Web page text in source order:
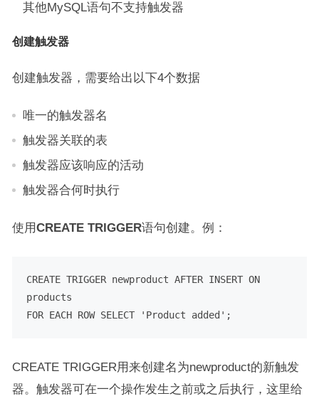
其他MySQL语句不支持触发器
创建触发器
创建触发器，需要给出以下4个数据
唯一的触发器名
触发器关联的表
触发器应该响应的活动
触发器合何时执行
使用CREATE TRIGGER语句创建。例：
CREATE TRIGGER newproduct AFTER INSERT ON
FOR EACH ROW SELECT 'Product added'
CREATE TRIGGER用来创建名为newproduct的新触发
器。触发器可在一个操作发生之前或之后执行，这里给